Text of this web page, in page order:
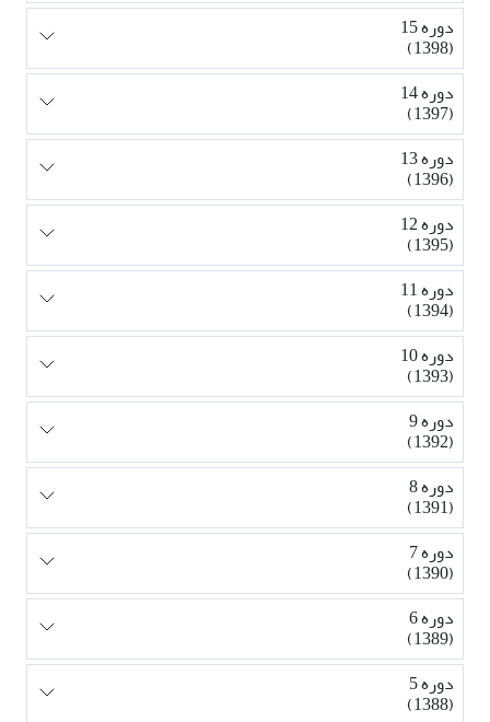
دوره 15
(1398)
دوره 14
(1397)
دوره 13
(1396)
دوره 12
(1395)
دوره 11
(1394)
دوره 10
(1393)
دوره 9
(1392)
دوره 8
(1391)
دوره 7
(1390)
دوره 6
(1389)
دوره 5
(1388)